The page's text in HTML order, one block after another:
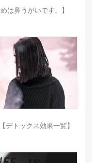
は鼻うがいです。】
デトックス効果一覧】